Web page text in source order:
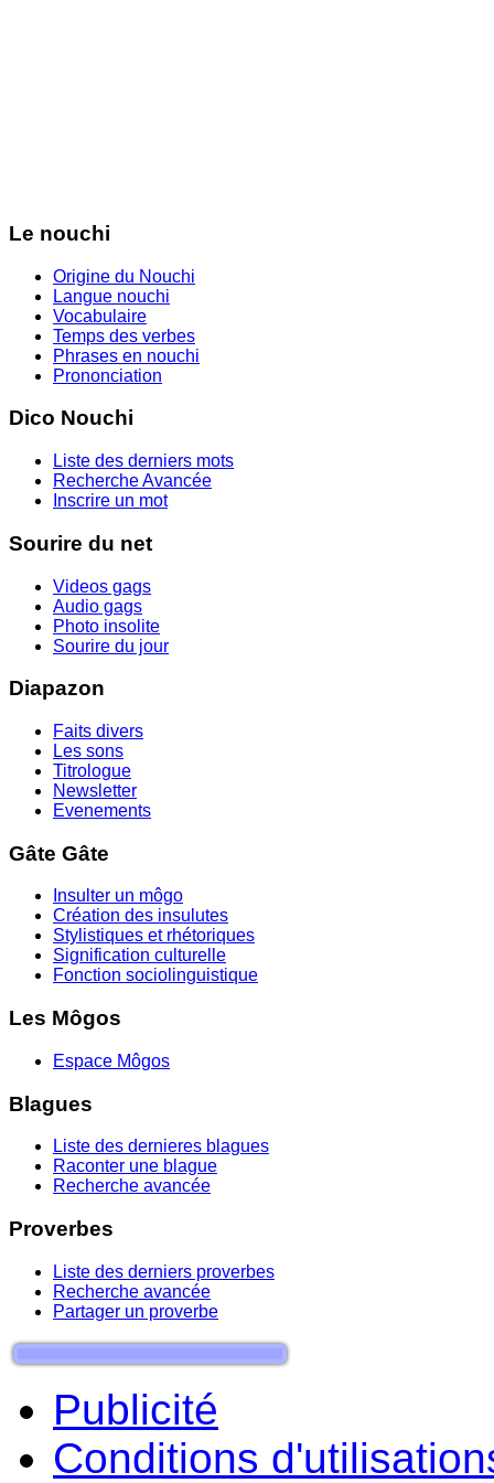
Le nouchi
Origine du Nouchi
Langue nouchi
Vocabulaire
Temps des verbes
Phrases en nouchi
Prononciation
Dico Nouchi
Liste des derniers mots
Recherche Avancée
Inscrire un mot
Sourire du net
Videos gags
Audio gags
Photo insolite
Sourire du jour
Diapazon
Faits divers
Les sons
Titrologue
Newsletter
Evenements
Gâte Gâte
Insulter un môgo
Création des insulutes
Stylistiques et rhétoriques
Signification culturelle
Fonction sociolinguistique
Les Môgos
Espace Môgos
Blagues
Liste des dernieres blagues
Raconter une blague
Recherche avancée
Proverbes
Liste des derniers proverbes
Recherche avancée
Partager un proverbe
Publicité
Conditions